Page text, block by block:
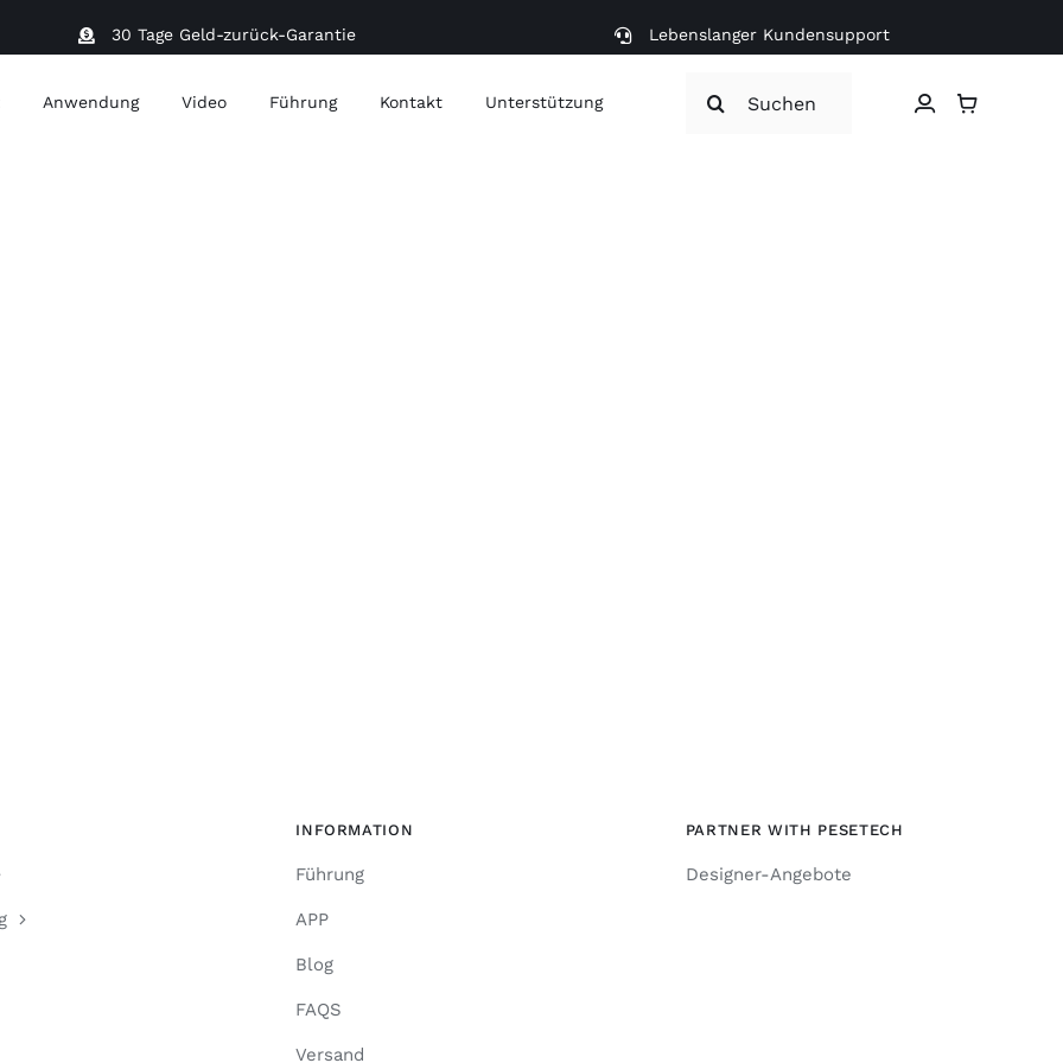
30 Tage Geld-zurück-Garantie Lebenslanger Kundensupport
Anwendung Video Führung Kontakt Unterstützung
INFORMATION
Führung
APP
Blog
FAQS
Versand
PARTNER WITH PESETECH
Designer-Angebote